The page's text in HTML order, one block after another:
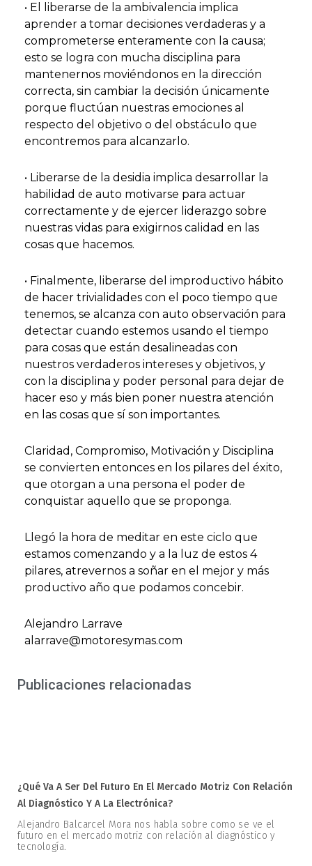
• El liberarse de la ambivalencia implica
aprender a tomar decisiones verdaderas y a
comprometerse enteramente con la causa;
esto se logra con mucha disciplina para
mantenernos moviéndonos en la dirección
correcta, sin cambiar la decisión únicamente
porque fluctúan nuestras emociones al
respecto del objetivo o del obstáculo que
encontremos para alcanzarlo.
• Liberarse de la desidia implica desarrollar la
habilidad de auto motivarse para actuar
correctamente y de ejercer liderazgo sobre
nuestras vidas para exigirnos calidad en las
cosas que hacemos.
• Finalmente, liberarse del improductivo hábito
de hacer trivialidades con el poco tiempo que
tenemos, se alcanza con auto observación para
detectar cuando estemos usando el tiempo
para cosas que están desalineadas con
nuestros verdaderos intereses y objetivos, y
con la disciplina y poder personal para dejar de
hacer eso y más bien poner nuestra atención
en las cosas que sí son importantes.
Claridad, Compromiso, Motivación y Disciplina
se convierten entonces en los pilares del éxito,
que otorgan a una persona el poder de
conquistar aquello que se proponga.
Llegó la hora de meditar en este ciclo que
estamos comenzando y a la luz de estos 4
pilares, atrevernos a soñar en el mejor y más
productivo año que podamos concebir.
Alejandro Larrave
alarrave@motoresymas.com
Publicaciones relacionadas
¿Qué Va A Ser Del Futuro En El Mercado Motriz Con Relación
Al Diagnóstico Y A La Electrónica?
Alejandro Balcarcel Mora nos habla sobre como se ve el
futuro en el mercado motriz con relación al diagnóstico y
tecnología.